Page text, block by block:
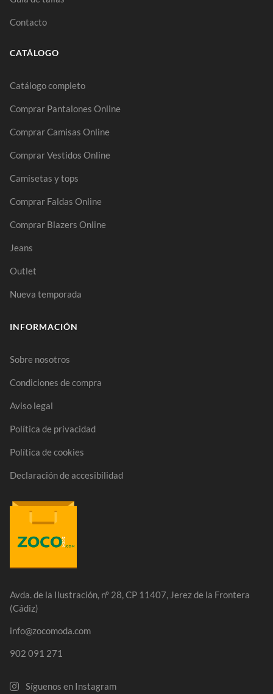
Contacto
CATÁLOGO
Catálogo completo
Comprar Pantalones Online
Comprar Camisas Online
Comprar Vestidos Online
Camisetas y tops
Comprar Faldas Online
Comprar Blazers Online
Jeans
Outlet
Nueva temporada
INFORMACIÓN
Sobre nosotros
Condiciones de compra
Aviso legal
Política de privacidad
Política de cookies
Declaración de accesibilidad
Avda. de la Ilustración, nº 28, CP 11407, Jerez de la Frontera
(Cádiz)
info@zocomoda.com
902 091 271
Síguenos en Instagram